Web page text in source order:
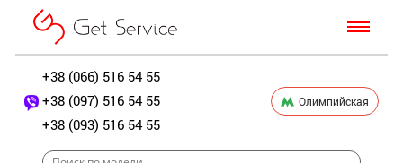
+38 (066) 516 54 55
+38 (097) 516 54 55
+38 (093) 516 54 55
Олимпийская